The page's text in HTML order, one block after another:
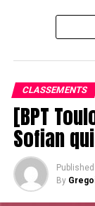
RELATED TOPICS:
CLASSEMENTS
[BPT
Sofian
Published
By